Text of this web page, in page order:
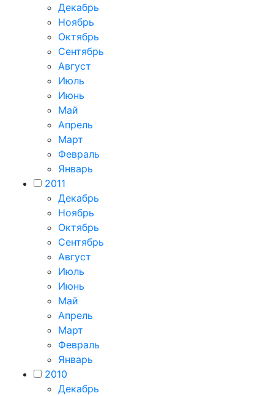
Декабрь
Ноябрь
Октябрь
Сентябрь
Август
Июль
Июнь
Май
Апрель
Март
Февраль
Январь
2011
Декабрь
Ноябрь
Октябрь
Сентябрь
Август
Июль
Июнь
Май
Апрель
Март
Февраль
Январь
2010
Декабрь